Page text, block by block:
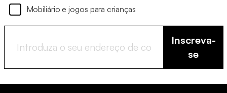
Mobiliário e jogos para crianças
Inscreva-
se